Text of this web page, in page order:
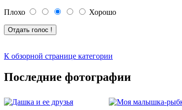
Плохо Хорошо
К обзорной странице категории
Последние фотографии